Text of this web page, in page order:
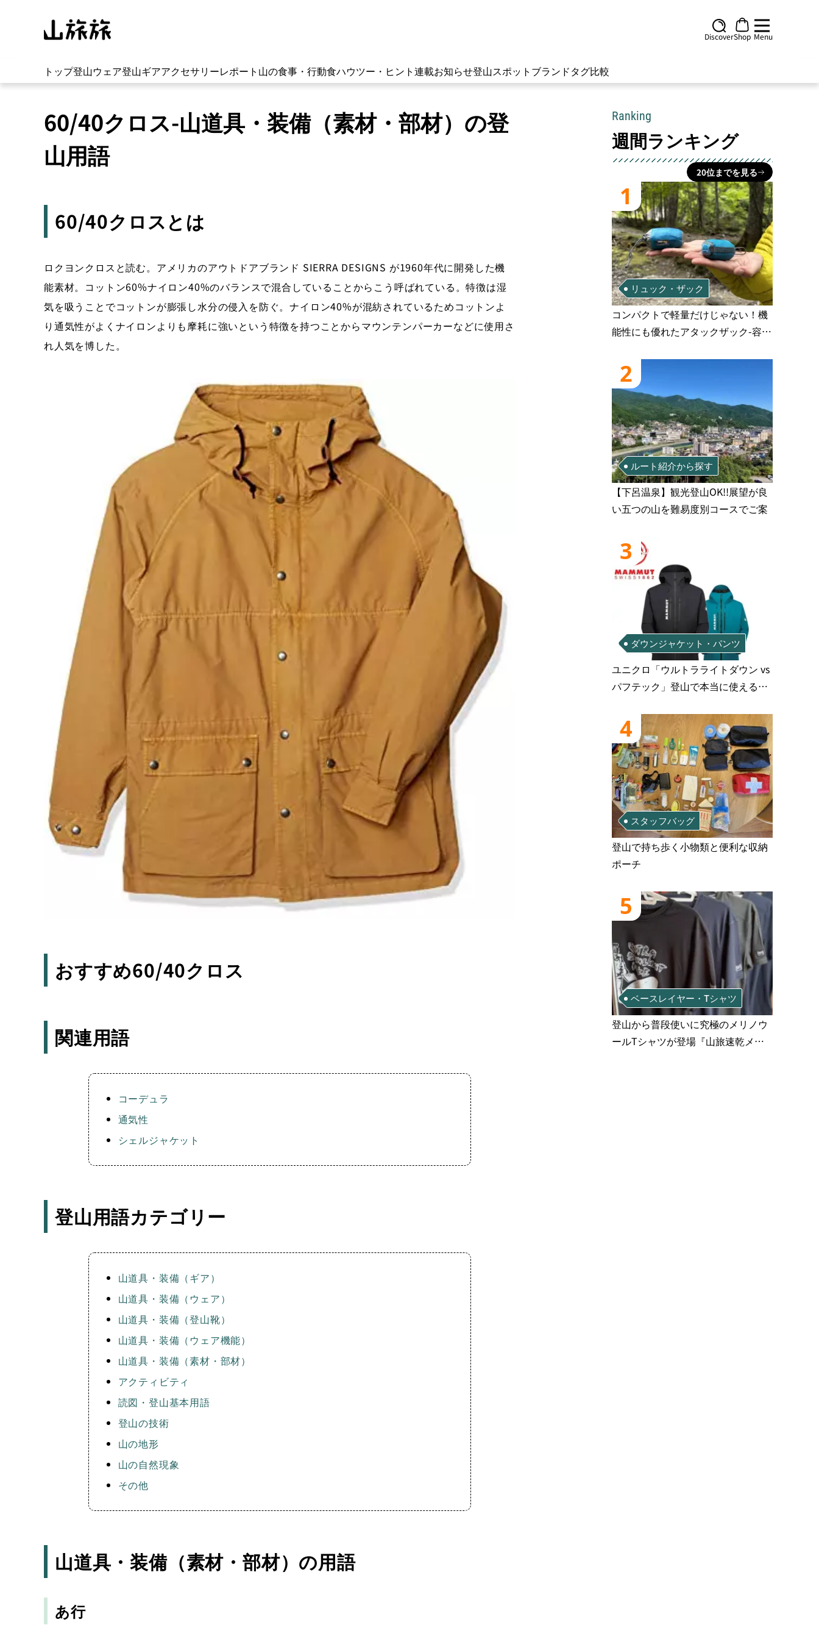
DiscoverShop Menu
トップ登山ウェア登山ギアアクセサリーレポート 山の食事・行動食ハウツー・ヒント連載お知らせ登山スポット ブランドタグ比較
60/40クロス-山道具・装備（素材・部材）の登
山用語
60/40クロスとは
ロクヨンクロスと読む。アメリカのアウトドアブランド SIERRA DESIGNS が1960年代に開発した機
能素材。コットン60%ナイロン40%のバランスで混合していることからこう呼ばれている。特徴は湿
気を吸うことでコットンが膨張し水分の侵入を防ぐ。ナイロン40%が混紡されているためコットンよ
り通気性がよくナイロンよりも摩耗に強いという特徴を持つことからマウンテンパーカーなどに使用さ
れ人気を博した。
おすすめ60/40クロス
関連用語
コーデュラ
通気性
シェルジャケット
登山用語カテゴリー
山道具・装備（ギア）
山道具・装備（ウェア）
山道具・装備（登山靴）
山道具・装備（ウェア機能）
山道具・装備（素材・部材）
アクティビティ
読図・登山基本用語
登山の技術
山の地形
山の自然現象
その他
山道具・装備（素材・部材）の用語
あ行
Ranking
週間ランキング
20位までを見る
1
リュック・ザック
コンパクトで軽量だけじゃない！機
能性にも優れたアタックザック-容量
2
ルート紹介から探す
【下呂温泉】観光登山OK!!展望が良
い五つの山を難易度別コースでご案
3
ダウンジャケット・パンツ
ユニクロ「ウルトラライトダウン vs
パフテック」登山で本当に使えるの
4
スタッフバッグ
登山で持ち歩く小物類と便利な収納
ポーチ
5
ベースレイヤー・Tシャツ
登山から普段使いに究極のメリノウ
ールTシャツが登場『山旅速乾メリ